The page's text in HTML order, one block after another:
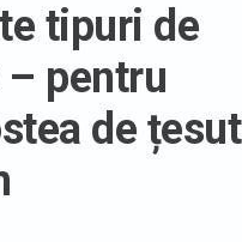
așa
nu
ați
mai
tipuri de
– pentru
de țesut